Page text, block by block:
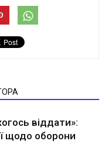
віддати»:
щодо оборони